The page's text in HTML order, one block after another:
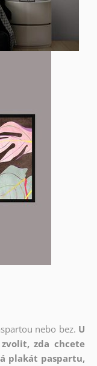
nebo bez. U
zda chcete
plakát paspartu,